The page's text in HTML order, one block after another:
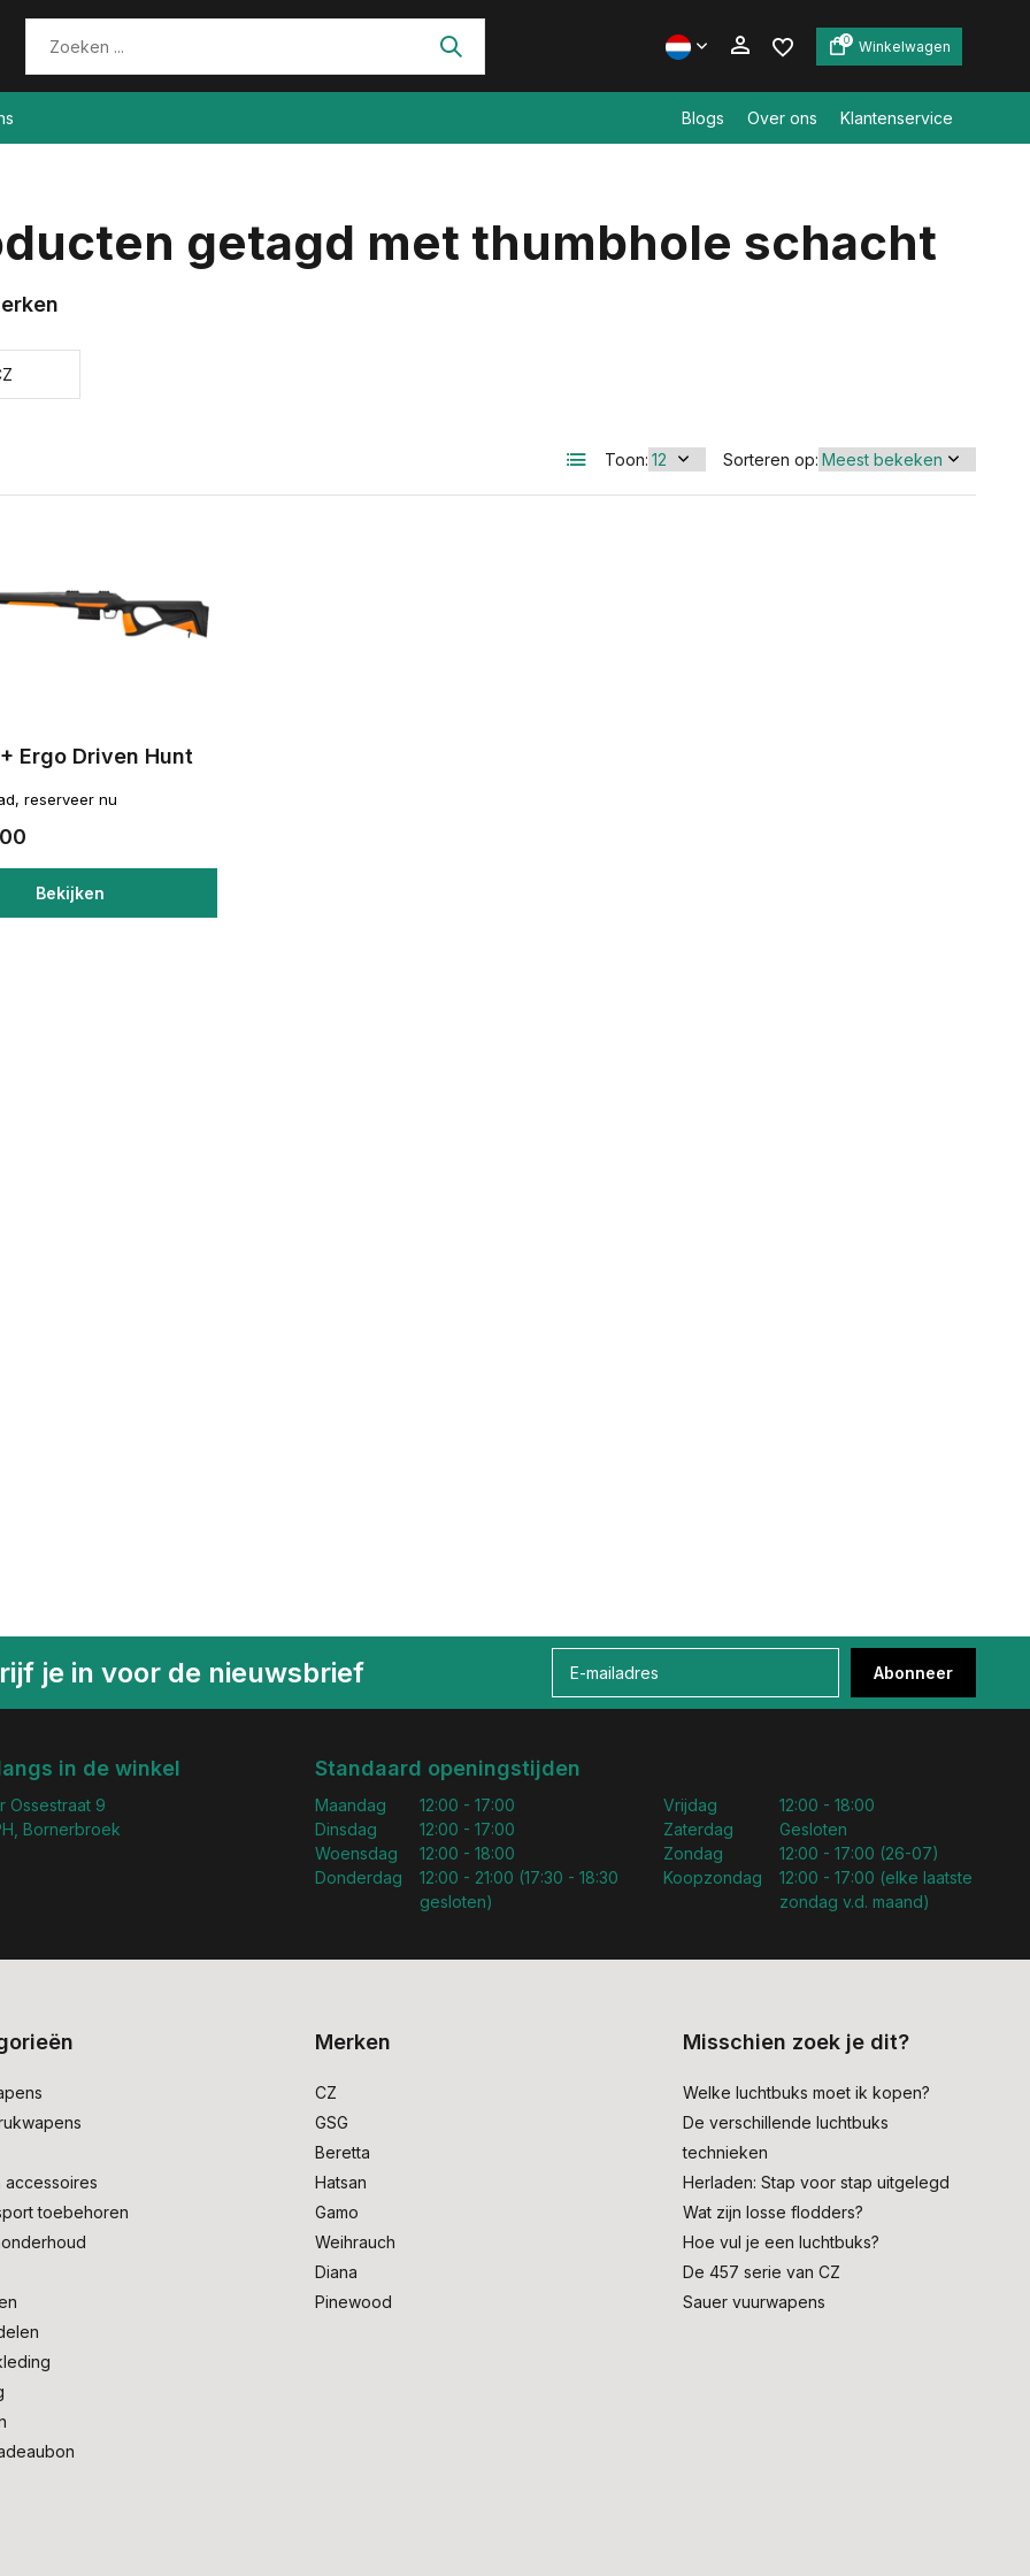
Account aanmaken
0 Winkelwagen
Blogs Over ons Klantenservice
getagd met thumbhole schacht
Toon: Sorteren op:
Ergo Driven Hunt
reserveer nu
Bekijken
je in voor de nieuwsbrief Abonneer
in de winkel
Ossestraat 9
Bornerbroek
Standaard openingstijden
Maandag
Dinsdag
Woensdag
Donderdag
12:00 - 17:00
12:00 - 17:00
12:00 - 18:00
12:00 - 21:00 (17:30 - 18:30
gesloten)
Vrijdag
Zaterdag
Zondag
Koopzondag
12:00 - 18:00
Gesloten
12:00 - 17:00 (26-07)
12:00 - 17:00 (elke laatste
zondag v.d. maand)
accessoires
toebehoren
Merken
CZ
GSG
Beretta
Hatsan
Gamo
Weihrauch
Diana
Pinewood
Misschien zoek je dit?
Welke luchtbuks moet ik kopen?
De verschillende luchtbuks
technieken
Herladen: Stap voor stap uitgelegd
Wat zijn losse flodders?
Hoe vul je een luchtbuks?
De 457 serie van CZ
Sauer vuurwapens